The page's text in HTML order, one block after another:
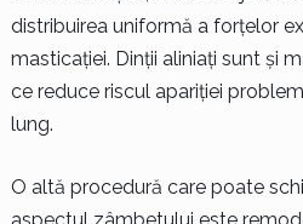
distribuirea uniformă a forțelor
masticației. Dinții aliniați sunt și
ce reduce riscul apariției
lung.
O altă procedură care poate